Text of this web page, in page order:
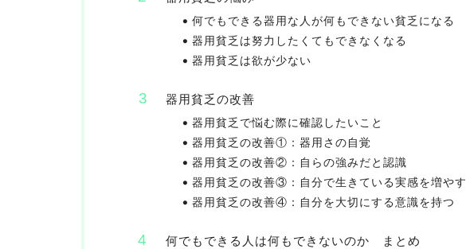
何でもできる器用な人が何もできない貧乏になる
器用貧乏は努力したくてもできなくなる
器用貧乏は欲が少ない
器用貧乏の改善
器用貧乏で悩む際に確認したいこと
器用貧乏の改善①：器用さの自覚
器用貧乏の改善②：自らの強みだと認識
器用貧乏の改善③：自分で生きている実感を増やす
器用貧乏の改善④：自分を大切にする意識を持つ
何でもできる人は何もできないのか まとめ